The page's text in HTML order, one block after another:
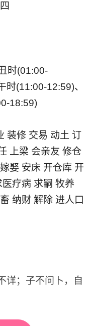
时(01:00-
(11:00-12:59)、
18:59)
装修 交易 动土 订
上梁 会亲友 修仓
娶 安床 开仓库 开
疗病 求嗣 牧养
纳财 解除 进人口
详；子不问卜，自